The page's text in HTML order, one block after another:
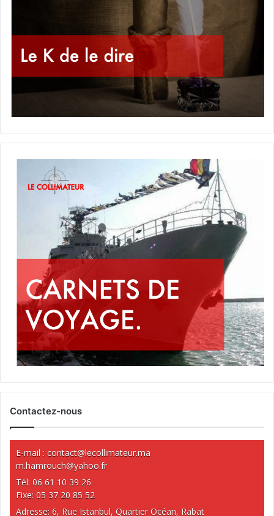
Contactez-nous
E-mail : contact@lecollimateur.ma
m.hamrouch@yahoo.fr
Tél: 06 61 10 39 26
Fixe: 05 37 20 85 52
Adresse: 6, Rue Istanbul, Quartier Océan, Rabat